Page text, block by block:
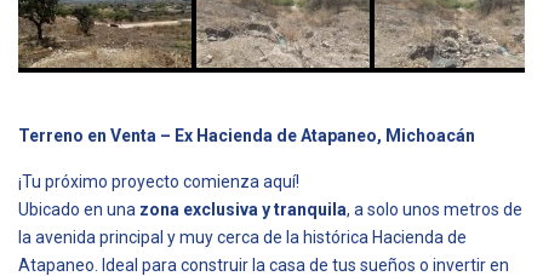
Terreno en Venta – Ex Hacienda de Atapaneo, Michoacán
¡Tu próximo proyecto comienza aquí!
Ubicado en una zona exclusiva y tranquila, a solo unos metros de
la avenida principal y muy cerca de la histórica Hacienda de
Atapaneo. Ideal para construir la casa de tus sueños o invertir en